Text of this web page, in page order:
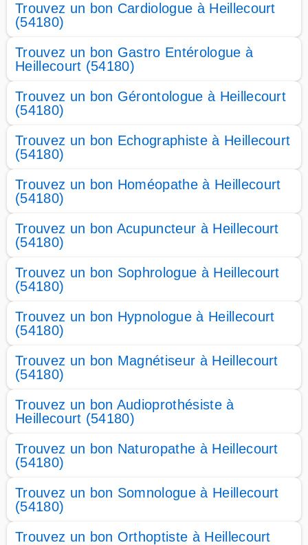
Trouvez un bon Cardiologue à Heillecourt
(54180)
Trouvez un bon Gastro Entérologue à
Heillecourt (54180)
Trouvez un bon Gérontologue à Heillecourt
(54180)
Trouvez un bon Echographiste à Heillecourt
(54180)
Trouvez un bon Homéopathe à Heillecourt
(54180)
Trouvez un bon Acupuncteur à Heillecourt
(54180)
Trouvez un bon Sophrologue à Heillecourt
(54180)
Trouvez un bon Hypnologue à Heillecourt
(54180)
Trouvez un bon Magnétiseur à Heillecourt
(54180)
Trouvez un bon Audioprothésiste à
Heillecourt (54180)
Trouvez un bon Naturopathe à Heillecourt
(54180)
Trouvez un bon Somnologue à Heillecourt
(54180)
Trouvez un bon Orthoptiste à Heillecourt